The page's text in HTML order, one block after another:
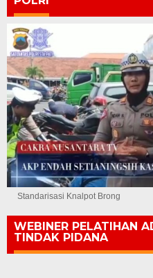
Standarisasi Knalpot Brong
WEBINER PELATIHAN
TINDAK PIDANA